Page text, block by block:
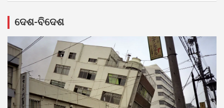
ଦେଶ-ବିଦେଶ